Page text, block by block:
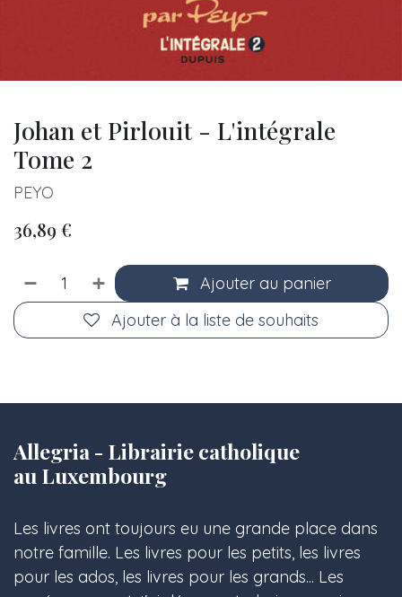
Johan et Pirlouit - L'intégrale
Tome 2
PEYO
36,89 €
Ajouter au panier
Ajouter à la liste de souhaits
Allegria - Librairie catholique
au Luxembourg
Les livres ont toujours eu une grande place dans
notre famille. Les livres pour les petits, les livres
pour les ados, les livres pour les grands... Les